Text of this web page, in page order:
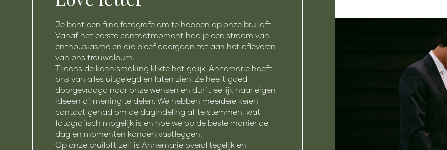
Je bent een fijne fotografe om te hebben op onze bruiloft.
Vanaf het eerste contactmoment had je een stroom van
enthousiasme en die bleef doorgaan tot aan het afleveren
van ons trouwalbum.
Tijdens de kennismaking klikte het gelijk. Annemarie heeft
ons van alles uitgelegd en laten zien. Ze heeft goed
doorgevraagd naar onze wensen en durft eerlijk haar eigen
ideeën of mening te delen. We hebben meerdere keren
contact gehad om de dagindeling af te stemmen, wat
fotografisch mogelijk is en hoe we op de beste manier de
dag en momenten konden vastleggen.
Op onze bruiloft zelf is Annemarie overal tegelijk en